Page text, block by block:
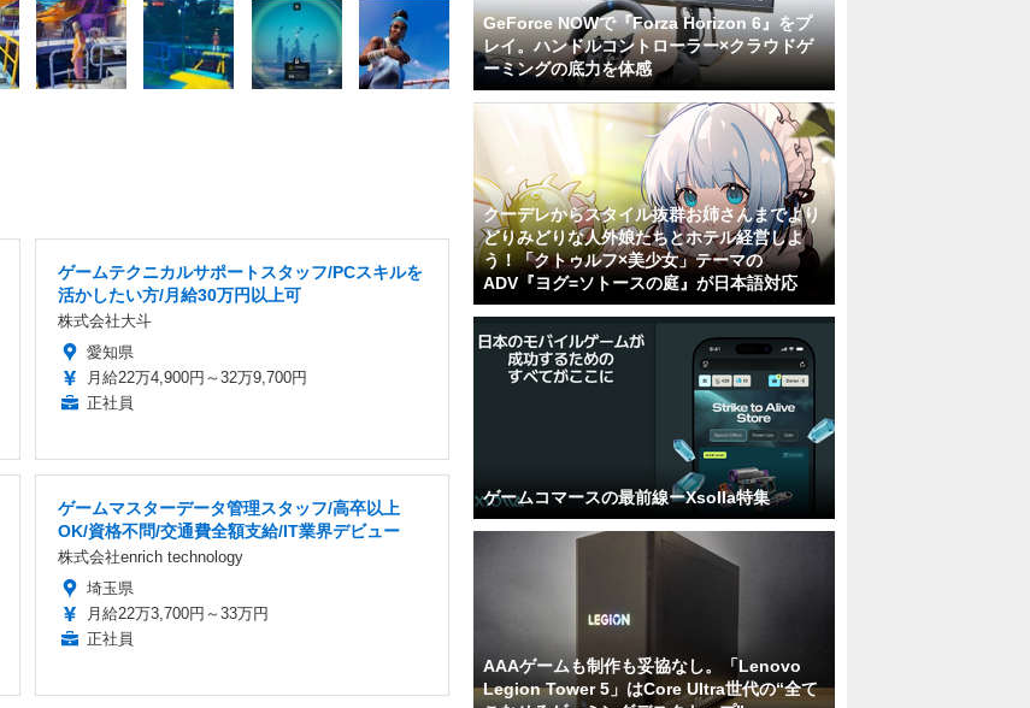
ゲームテクニカルサポートスタッフ/PCスキルを
活かしたい方/月給30万円以上可
株式会社大斗
愛知県
月給22万4,900円～32万9,700円
正社員
ゲームマスターデータ管理スタッフ/高卒以上
OK/資格不問/交通費全額支給/IT業界デビュー
株式会社enrich technology
埼玉県
月給22万3,700円～33万円
正社員
GeForce NOWで『Forza Horizon 6』をプ
レイ。ハンドルコントローラー×クラウドゲ
ーミングの底力を体感
クーデレからスタイル抜群お姉さんまでより
どりみどりな人外娘たちとホテル経営しよ
う！「クトゥルフ×美少女」テーマの
ADV『ヨグ=ソトースの庭』が日本語対応
ゲームコマースの最前線ーXsolla特集
AAAゲームも制作も妥協なし。「Lenovo
Legion Tower 5」はCore Ultra世代の“全て